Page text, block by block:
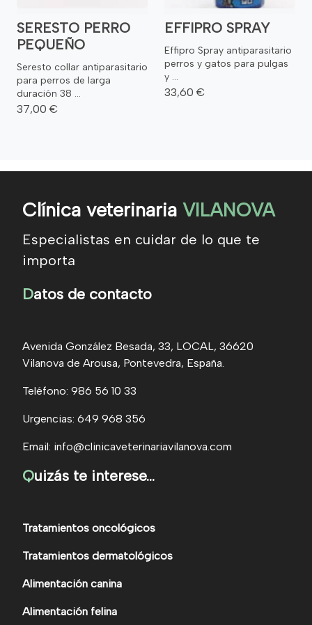
SERESTO PERRO
PEQUEÑO
Seresto collar antiparasitario
para perros de larga
duración 38 ...
37,00 €
EFFIPRO SPRAY
Effipro Spray antiparasitario
perros y gatos para pulgas
y ...
33,60 €
Clínica veterinaria VILANOVA
Especialistas en cuidar de lo que te
importa
Datos de contacto
Avenida González Besada, 33, LOCAL, 36620
Vilanova de Arousa, Pontevedra, España.
Teléfono: 986 56 10 33
Urgencias: 649 968 356
Email: info@clinicaveterinariavilanova.com
Quizás te interese...
Tratamientos oncológicos
Tratamientos dermatológicos
Alimentación canina
Alimentación felina